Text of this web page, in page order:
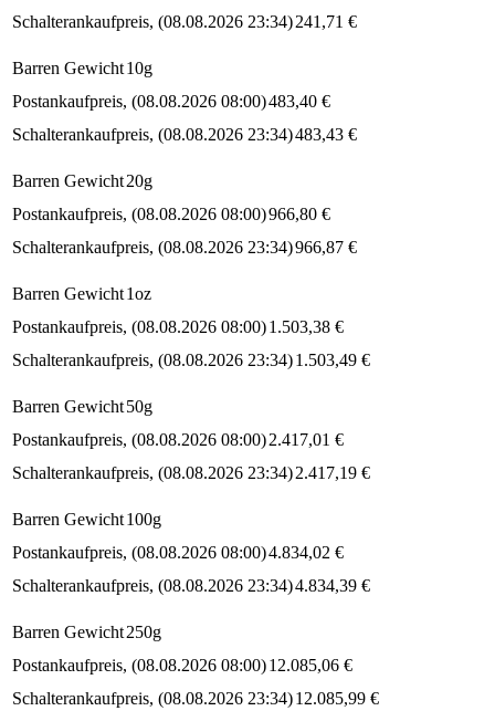
Schalterankaufpreis (08.08.2026 23:34)241,71 €
Barren Gewicht10g
Postankaufpreis (08.08.2026 08:00)483,40 €
Schalterankaufpreis (08.08.2026 23:34)483,43 €
Barren Gewicht20g
Postankaufpreis (08.08.2026 08:00)966,80 €
Schalterankaufpreis (08.08.2026 23:34)966,87 €
Barren Gewicht1oz
Postankaufpreis (08.08.2026 08:00)1.503,38 €
Schalterankaufpreis (08.08.2026 23:34)1.503,49 €
Barren Gewicht50g
Postankaufpreis (08.08.2026 08:00)2.417,01 €
Schalterankaufpreis (08.08.2026 23:34)2.417,19 €
Barren Gewicht100g
Postankaufpreis (08.08.2026 08:00)4.834,02 €
Schalterankaufpreis (08.08.2026 23:34)4.834,39 €
Barren Gewicht250g
Postankaufpreis (08.08.2026 08:00)12.085,06 €
Schalterankaufpreis (08.08.2026 23:34)12.085,99 €